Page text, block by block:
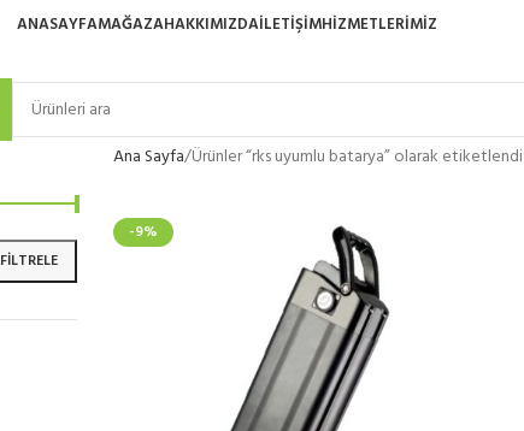
ANASAYFAMAĞAZAHAKKIMIZDAİLETIŞIMHIZMETLERIMIZ
FILTRELE
Ana Sayfa Ürünler “rks uyumlu batarya” olarak etiketlendi
-9%